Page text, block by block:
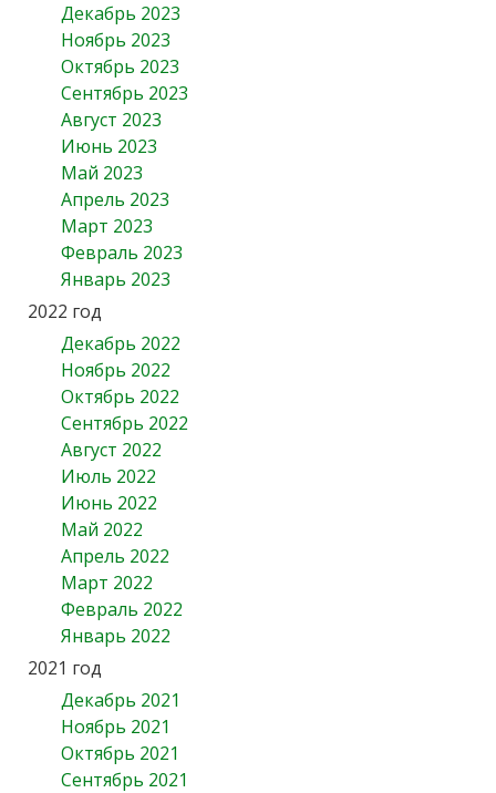
Декабрь 2023
Ноябрь 2023
Октябрь 2023
Сентябрь 2023
Август 2023
Июнь 2023
Май 2023
Апрель 2023
Март 2023
Февраль 2023
Январь 2023
2022 год
Декабрь 2022
Ноябрь 2022
Октябрь 2022
Сентябрь 2022
Август 2022
Июль 2022
Июнь 2022
Май 2022
Апрель 2022
Март 2022
Февраль 2022
Январь 2022
2021 год
Декабрь 2021
Ноябрь 2021
Октябрь 2021
Сентябрь 2021